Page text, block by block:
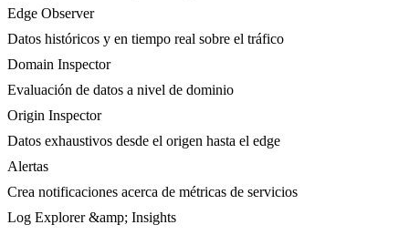
Edge Observer
Datos históricos y en tiempo real sobre el tráfico
Domain Inspector
Evaluación de datos a nivel de dominio
Origin Inspector
Datos exhaustivos desde el origen hasta el edge
Alertas
Crea notificaciones acerca de métricas de servicios
Log Explorer &amp; Insights